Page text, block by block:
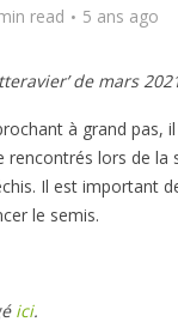
read 5 ans ago
de mars
à grand pas,
rencontrés lors de
Il est important
le semis.
ici.